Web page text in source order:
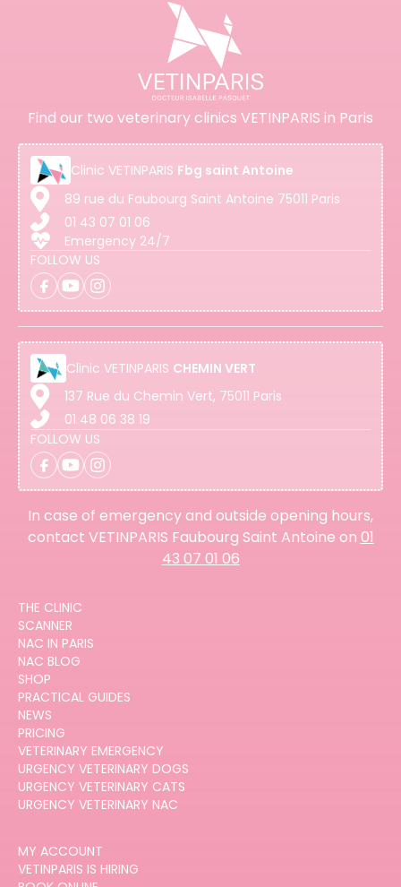
Find our two veterinary clinics VETINPARIS in Paris
Clinic VETINPARIS Fbg saint Antoine
89 rue du Faubourg Saint Antoine 75011 Paris
01 43 07 01 06
Emergency 24/7
FOLLOW US
Clinic VETINPARIS CHEMIN VERT
137 Rue du Chemin Vert, 75011 Paris
01 48 06 38 19
FOLLOW US
In case of emergency and outside opening hours,
contact VETINPARIS Faubourg Saint Antoine on 01
43 07 01 06
THE CLINIC
SCANNER
NAC IN PARIS
NAC BLOG
SHOP
PRACTICAL GUIDES
NEWS
PRICING
VETERINARY EMERGENCY
URGENCY VETERINARY DOGS
URGENCY VETERINARY CATS
URGENCY VETERINARY NAC
MY ACCOUNT
VETINPARIS IS HIRING